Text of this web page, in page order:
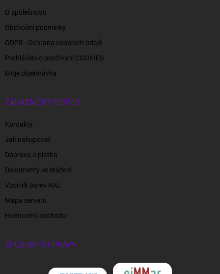
O společnosti
Obchodní podmínky
GDPR - Ochrana osobních údajů
Prohlášení o používání COOKIES
Moje objednávka
ZÁKAZNICKÝ SERVIS
Kontakty
Jak nakupovat
Doprava a platba
Dokumenty ke stažení
Vzorník barev RAL
Mapa serveru
Hodnocení obchodu
ZPŮSOBY DOPRAVY